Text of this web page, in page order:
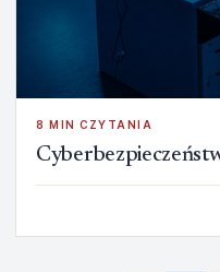
8 MIN CZYTANIA